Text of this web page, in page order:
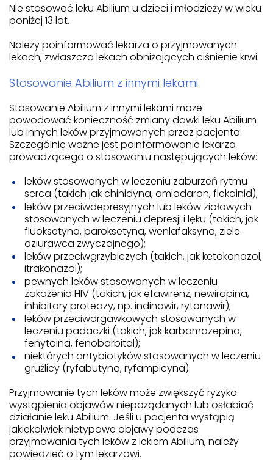
Nie stosować leku Abilium u dzieci i młodzieży w wieku
poniżej 13 lat.
Należy poinformować lekarza o przyjmowanych
lekach, zwłaszcza lekach obniżających ciśnienie krwi.
Stosowanie Abilium z innymi lekami
Stosowanie Abilium z innymi lekami może
powodować konieczność zmiany dawki leku Abilium
lub innych leków przyjmowanych przez pacjenta.
Szczególnie ważne jest poinformowanie lekarza
prowadzącego o stosowaniu następujących leków:
leków stosowanych w leczeniu zaburzeń rytmu
serca (takich jak chinidyna, amiodaron, flekainid);
leków przeciwdepresyjnych lub leków ziołowych
stosowanych w leczeniu depresji i lęku (takich, jak
fluoksetyna, paroksetyna, wenlafaksyna, ziele
dziurawca zwyczajnego);
leków przeciwgrzybiczych (takich, jak ketokonazol,
itrakonazol);
pewnych leków stosowanych w leczeniu
zakażenia HIV (takich, jak efawirenz, newirapina,
inhibitory proteazy, np. indinawir, rytonawir);
leków przeciwdrgawkowych stosowanych w
leczeniu padaczki (takich, jak karbamazepina,
fenytoina, fenobarbital);
niektórych antybiotyków stosowanych w leczeniu
gruźlicy (ryfabutyna, ryfampicyna).
Przyjmowanie tych leków może zwiększyć ryzyko
wystąpienia objawów niepożądanych lub osłabiać
działanie leku Abilium. Jeśli u pacjenta wystąpią
jakiekolwiek nietypowe objawy podczas
przyjmowania tych leków z lekiem Abilium, należy
powiedzieć o tym lekarzowi.